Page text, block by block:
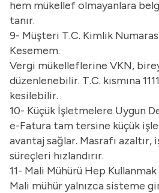
hem mükellef olmayanlara
tanır.
9- Müşteri T.C. Kimlik
Kesemem.
Vergi mükelleflerine VKN,
düzenlenebilir. T.C. kısmına
kesilebilir.
10- Küçük İşletmelere Uygun
e-Fatura tam tersine küçük
avantaj sağlar. Masrafı
süreçleri hızlandırır.
11- Mali Mühürü Hep
Mali mühür yalnızca sisteme